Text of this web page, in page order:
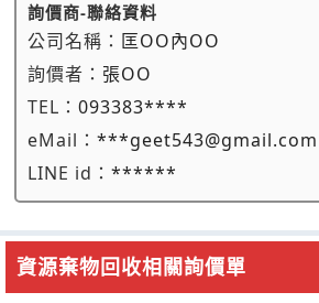
詢價商-聯絡資料
公司名稱： 匡OO內OO
詢價者： 張OO
TEL： 093383****
eMail： ***geet543@gmail.com
LINE id： ******
資源棄物回收相關詢價單